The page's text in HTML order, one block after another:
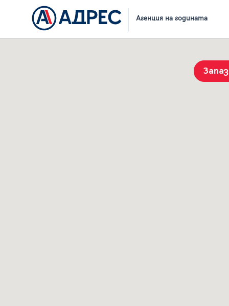
Агенция на годината
Начало Резултати от търсене